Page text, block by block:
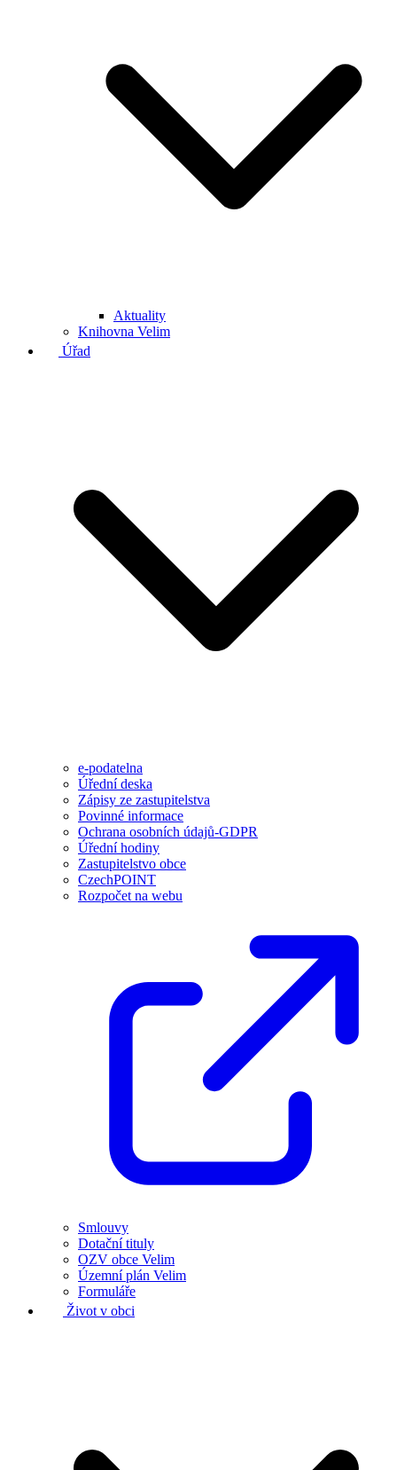
Aktuality
Knihovna Velim
Úřad
e-podatelna
Úřední deska
Zápisy ze zastupitelstva
Povinné informace
Ochrana osobních údajů-GDPR
Úřední hodiny
Zastupitelstvo obce
CzechPOINT
Rozpočet na webu
Smlouvy
Dotační tituly
OZV obce Velim
Územní plán Velim
Formuláře
Život v obci